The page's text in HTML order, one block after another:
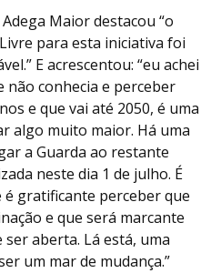
Maior destacou “o
para esta iniciativa foi
E acrescentou: “eu achei
não conhecia e perceber
e que vai até 2050, é uma
algo muito maior. Há uma
a Guarda ao restante
neste dia 1 de julho. É
gratificante perceber que
e que será marcante
aberta. Lá está, uma
um mar de mudança.”